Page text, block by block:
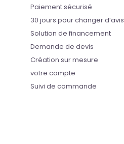
Paiement sécurisé
30 jours pour changer d’avis
Solution de financement
Demande de devis
Création sur mesure
votre compte
Suivi de commande